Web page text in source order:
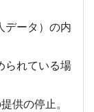
データ）の内
られている場
供の停止。